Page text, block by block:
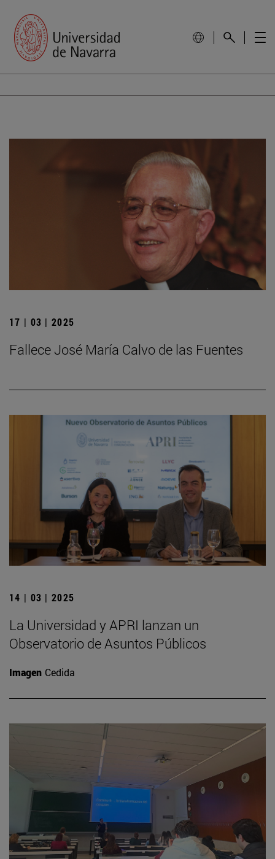
17 | 03 | 2025
Fallece José María Calvo de las Fuentes
14 | 03 | 2025
La Universidad y APRI lanzan un
Observatorio de Asuntos Públicos
Imagen Cedida